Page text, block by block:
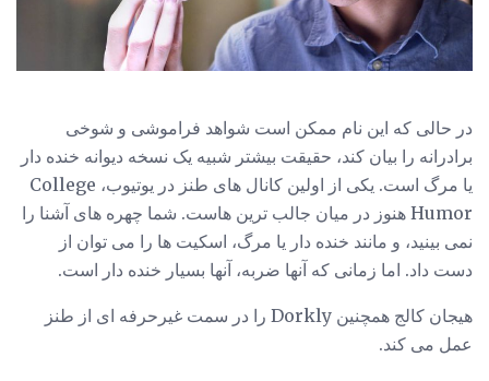
در حالی که این نام ممکن است شواهد فراموشی و شوخی
برادرانه را بیان کند، حقیقت بیشتر شبیه یک نسخه دیوانه خنده دار
یا مرگ است. یکی از اولین کانال های طنز در یوتیوب، College
Humor هنوز در میان جالب ترین هاست. شما چهره های آشنا را
نمی بینید، و مانند خنده دار یا مرگ، اسکیت ها را می توان از
دست داد. اما زمانی که آنها ضربه، آنها بسیار خنده دار است.
هیجان کالج همچنین Dorkly را در سمت غیرحرفه ای از طنز
عمل می کند.